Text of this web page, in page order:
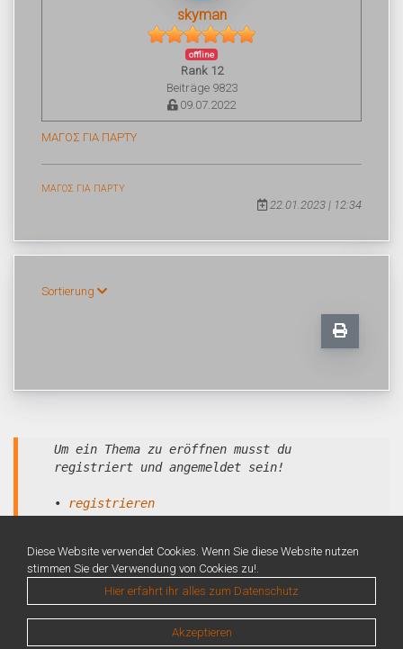
skyman
offline
Rank 12
Beiträge 9823
09.07.2022
ΜΑΓΟΣ ΓΙΑ ΠΑΡΤΥ
ΜΑΓΟΣ ΓΙΑ ΠΑΡΤΥ
22.01.2023 | 12:34
Sortierung
Um ein Thema zu eröffnen musst du
registriert und angemeldet sein!
• registrieren
Diese Website verwendet Cookies. Wenn Sie diese Website nutzen
stimmen Sie der Verwendung von Cookies zu!.
Hier erfahrt ihr alles zum Datenschutz
Akzeptieren